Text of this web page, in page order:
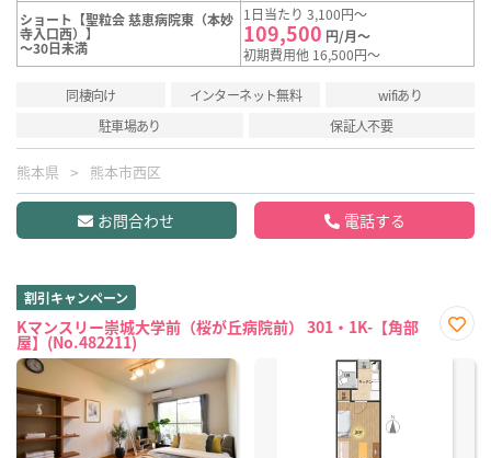
ショート【聖粒会 慈恵病院東（本妙
寺入口西）】
～30日未満
1日当たり 3,100円～
109,500 円/月～
初期費用他 16,500円～
同棲向け インターネット無料
wifiあり
駐車場あり
保証人不要
熊本県 熊本市西区
お問合わせ 電話する
割引キャンペーン
Kマンスリー崇城大学前（桜が丘病院前） 301・1K-【角部
屋】(No.482211)
に入